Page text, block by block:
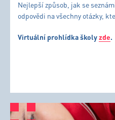
Nejlepší způsob, jak se
odpovědi na všechny otázky,
Virtuální prohlídka školyzde.